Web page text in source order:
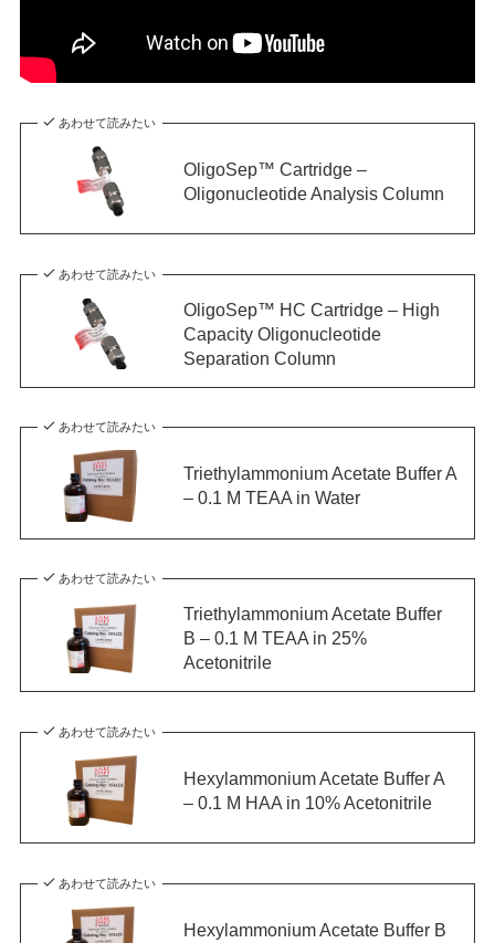
あわせて読みたい
OligoSep™ Cartridge –
Oligonucleotide Analysis Column
あわせて読みたい
OligoSep™ HC Cartridge – High
Capacity Oligonucleotide
Separation Column
あわせて読みたい
Triethylammonium Acetate Buffer A
– 0.1 M TEAA in Water
あわせて読みたい
Triethylammonium Acetate Buffer
B – 0.1 M TEAA in 25%
Acetonitrile
あわせて読みたい
Hexylammonium Acetate Buffer A
– 0.1 M HAA in 10% Acetonitrile
あわせて読みたい
Hexylammonium Acetate Buffer B